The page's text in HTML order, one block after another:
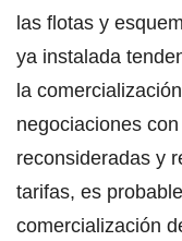
las flotas y
ya instalada
la
negociaciones
reconsideradas y
tarifas, es
comercialización